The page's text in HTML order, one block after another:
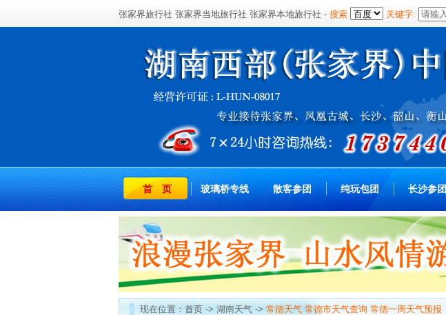
张家界旅行社 张家界当地旅行社 张家界本地旅行社 - 搜索 关键字:
首 页 玻璃桥专线 散客参团 纯玩包团 长沙参团
现在位置： 首页 -> 湖南天气 -> 常德天气 常德市天气查询 常德一周天气预报